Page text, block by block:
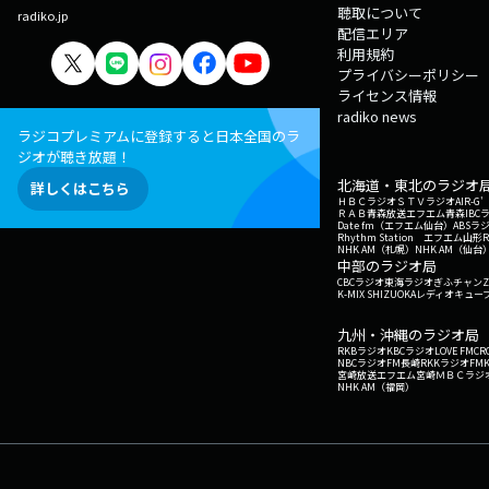
radiko.jp
ラジコプレミアムに登録すると日本全国のラ
ジオが聴き放題！
詳しくはこちら
聴取について
配信エリア
利用規約
プライバシーポリシー
ライセンス情報
radiko news
北海道・東北のラジオ
ＨＢＣラジオＳＴＶラジオAIR-G'
ＲＡＢ青森放送エフエム青森IBC
Date fm（エフエム仙台） ABSラ
Rhythm Station エフエム山形
NHK AM（札幌） NHK AM（仙台
中部のラジオ局
CBCラジオ東海ラジオぎふチャン
K-MIX SHIZUOKAレディオキュー
九州・沖縄のラジオ局
RKBラジオKBCラジオLOVE FM
NBCラジオFM長崎RKKラジオ
宮崎放送エフエム宮崎ＭＢＣラジ
NHK AM（福岡）